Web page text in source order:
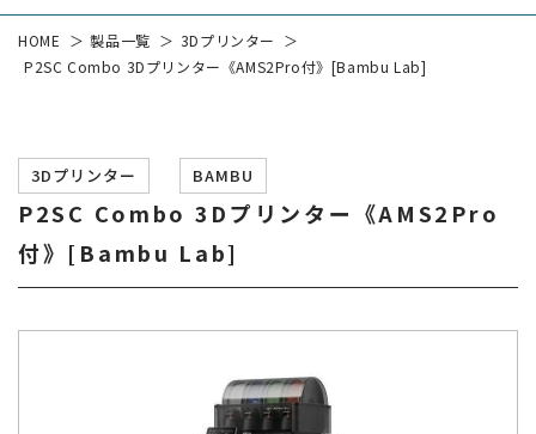
HOME 製品一覧
3Dプリンター
P2SC Combo 3Dプリンター《AMS2Pro付》[Bambu Lab]
3Dプリンター BAMBU
P2SC Combo 3Dプリンター《AMS2Pro
付》[Bambu Lab]